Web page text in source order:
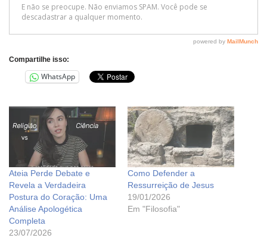
Compartilhe isso:
WhatsApp
Ateia Perde Debate e
Revela a Verdadeira
Postura do Coração: Uma
Análise Apologética
Completa
23/07/2026
Como Defender a
Ressurreição de Jesus
19/01/2026
Em "Filosofia"